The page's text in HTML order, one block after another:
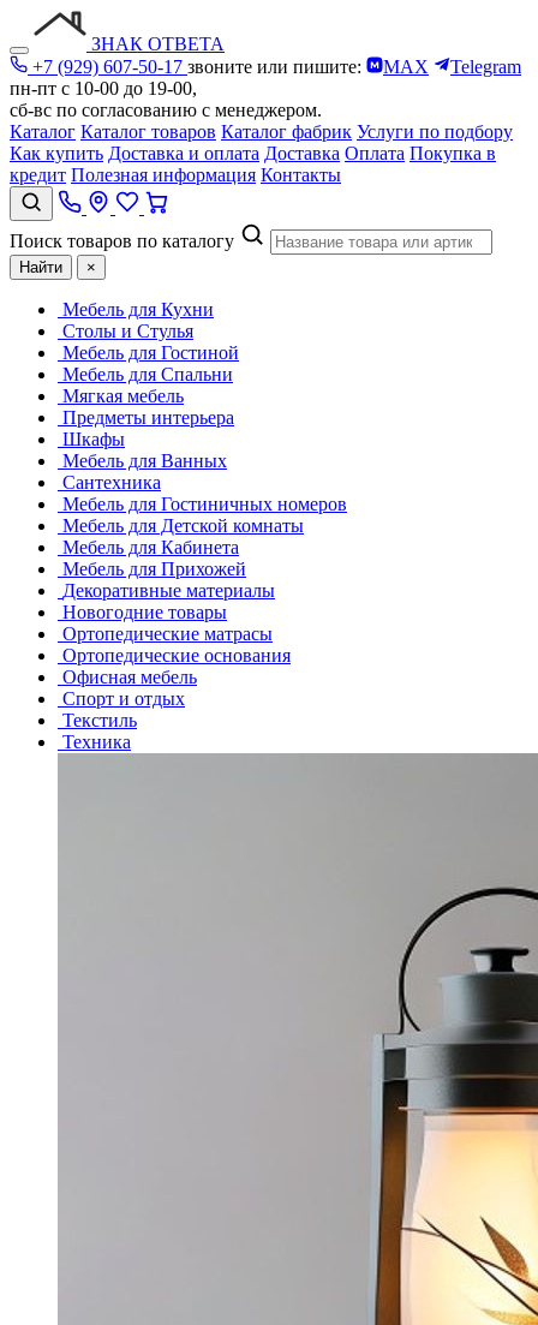
ЗНАК ОТВЕТА
+7 (929) 607-50-17 звоните или пишите: MAX
Telegram
пн-пт с 10-00 до 19-00,
сб-вс по согласованию с менеджером.
Каталог Каталог товаров Каталог фабрик Услуги по подбору
Как купить Доставка и оплата Доставка Оплата Покупка в
кредит Полезная информация Контакты
Поиск товаров по каталогу
Найти ×
Мебель для Кухни
Столы и Стулья
Мебель для Гостиной
Мебель для Спальни
Мягкая мебель
Предметы интерьера
Шкафы
Мебель для Ванных
Сантехника
Мебель для Гостиничных номеров
Мебель для Детской комнаты
Мебель для Кабинета
Мебель для Прихожей
Декоративные материалы
Новогодние товары
Ортопедические матрасы
Ортопедические основания
Офисная мебель
Спорт и отдых
Текстиль
Техника